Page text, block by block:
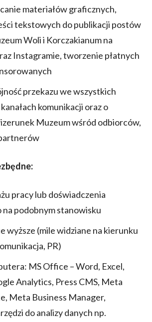
materiałów graficznych,
tekstowych do publikacji postów
Woli i Korczakianum na
Instagramie, tworzenie płatnych
przekazu we wszystkich
komunikacji oraz o
Muzeum wśród odbiorców,
pracy lub doświadczenia
podobnym stanowisku
wyższe (mile widziane na kierunku
PR)
MS Office – Word, Excel,
Analytics, Press CMS, Meta
Meta Business Manager,
do analizy danych np.